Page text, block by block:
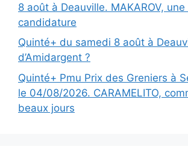
8 août à Deauville. MAKAROV,
candidature
Quinté+ du samedi 8 août à
d’Amidargent ?
Quinté+ Pmu Prix des Greniers à
le 04/08/2026. CARAMELITO,
beaux jours